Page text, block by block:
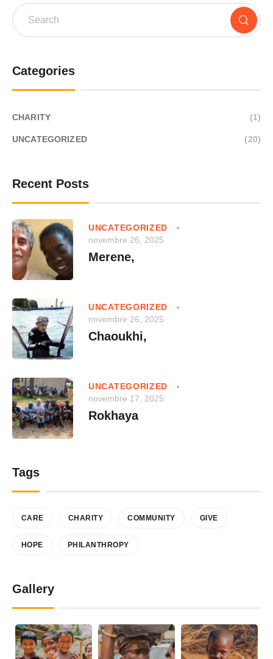
Categories
CHARITY (1)
UNCATEGORIZED (20)
Recent Posts
UNCATEGORIZED
novembre 26, 2025
Merene,
UNCATEGORIZED
novembre 26, 2025
Chaoukhi,
UNCATEGORIZED
novembre 17, 2025
Rokhaya
Tags
CARE CHARITY COMMUNITY GIVE
HOPE PHILANTHROPY
Gallery